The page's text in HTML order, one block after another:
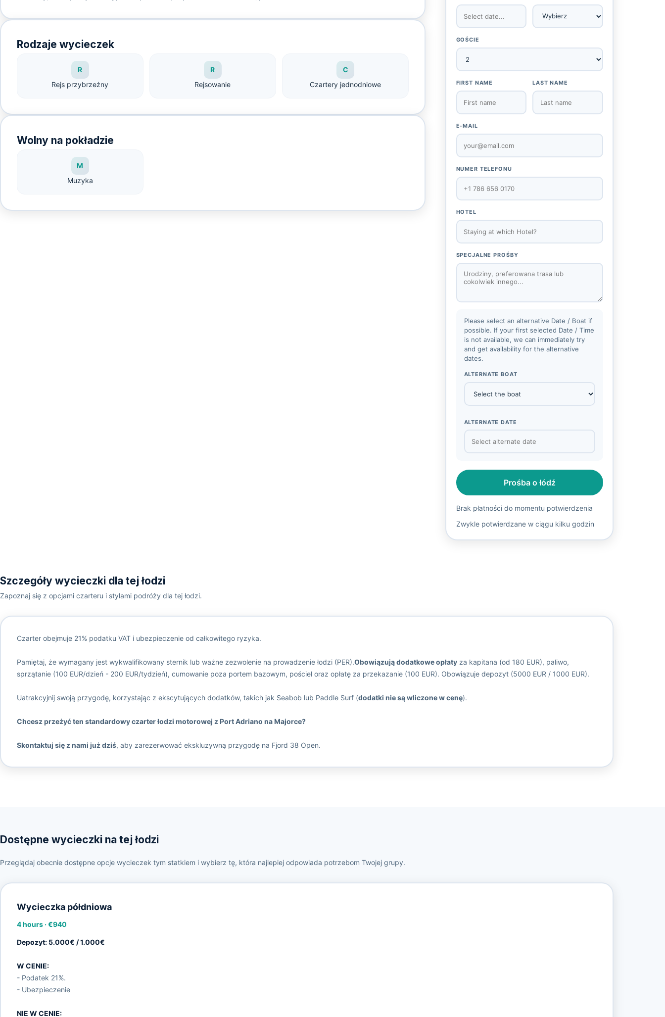
Rodzaje wycieczek
R
Rejs przybrzeżny
R
Rejsowanie
C
Czartery jednodniowe
Wolny na pokładzie
M
Muzyka
GOŚCIE
FIRST NAME LAST NAME
E-MAIL
NUMER TELEFONU
HOTEL
SPECJALNE PROŚBY
Please select an alternative Date / Boat if
possible. If your first selected Date / Time
is not available, we can immediately try
and get availability for the alternative
dates.
ALTERNATE BOAT
ALTERNATE DATE
Prośba o łódź
Brak płatności do momentu potwierdzenia
Zwykle potwierdzane w ciągu kilku godzin
Szczegóły wycieczki dla tej łodzi
Zapoznaj się z opcjami czarteru i stylami podróży dla tej łodzi.
Czarter obejmuje 21% podatku VAT i ubezpieczenie od całkowitego ryzyka.
Pamiętaj, że wymagany jest wykwalifikowany sternik lub ważne zezwolenie na prowadzenie łodzi (PER).Obowiązują dodatkowe opłatyza kapitana (od 180 EUR), paliwo,
sprzątanie (100 EUR/dzień - 200 EUR/tydzień), cumowanie poza portem bazowym, pościel oraz opłatę za przekazanie (100 EUR). Obowiązuje depozyt (5000 EUR / 1000 EUR).
Uatrakcyjnij swoją przygodę, korzystając z ekscytujących dodatków, takich jak Seabob lub Paddle Surf (dodatki nie są wliczone w cenę).
Chcesz przeżyć ten standardowy czarter łodzi motorowej z Port Adriano na Majorce?
Skontaktuj się z nami już dziś, aby zarezerwować ekskluzywną przygodę na Fjord 38 Open.
Dostępne wycieczki na tej łodzi
Przeglądaj obecnie dostępne opcje wycieczek tym statkiem i wybierz tę, która najlepiej odpowiada potrzebom Twojej grupy.
Wycieczka półdniowa
4 hours·€940
Depozyt: 5.000€ / 1.000€
W CENIE:
- Podatek 21%.
- Ubezpieczenie
NIE W CENIE: